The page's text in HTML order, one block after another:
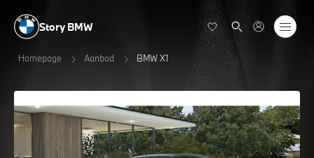
Story BMW
Homepage Aanbod BMW X1